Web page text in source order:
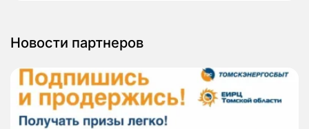
Новости партнеров